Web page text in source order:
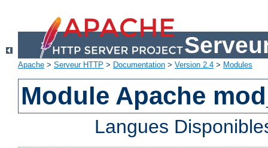
Apache > Serveur HTTP > Documentation > Version 2.4 > Modules
Module Apache
Langues